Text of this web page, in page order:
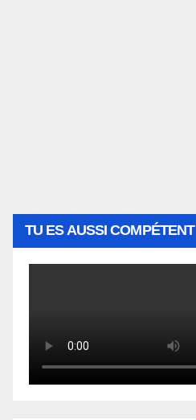
TU ES AUSSI COMPÉTENT